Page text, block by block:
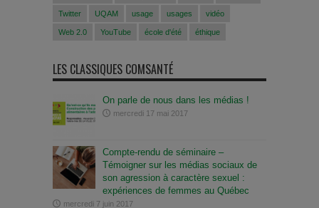
Twitter UQAM usage usages vidéo
Web 2.0 YouTube école d'été éthique
LES CLASSIQUES COMSANTÉ
On parle de nous dans les médias !
mercredi 17 mai 2017
Compte-rendu de séminaire –
Témoigner sur les médias sociaux de
son agression à caractère sexuel :
expériences de femmes au Québec
mercredi 7 juin 2017